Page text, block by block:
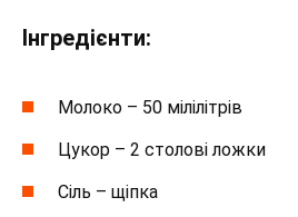
Інгредієнти:
Молоко – 50 мілілітрів
Цукор – 2 столові ложки
Сіль – щіпка